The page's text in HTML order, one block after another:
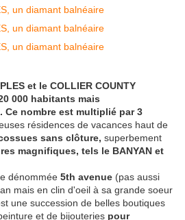
et le COLLIER COUNTY
000 habitants mais
Ce nombre est multiplié par 3
résidences de vacances haut de
sans clôture, superbement
magnifiques, tels le BANYAN et
dénommée 5th avenue (pas aussi
mais en clin d'oeil à sa grande soeur
une succession de belles boutiques
et de bijouteries pour